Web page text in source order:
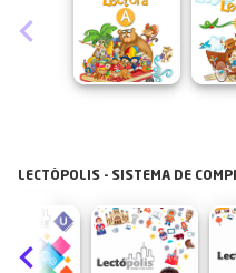
LECTÓPOLIS - SISTEMA DE